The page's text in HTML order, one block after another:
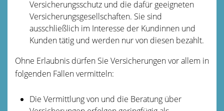
Versicherungsschutz und die dafür geeigneten
Versicherungsgesellschaften. Sie sind
ausschließlich im Interesse der Kundinnen und
Kunden tätig und werden nur von diesen bezahlt.
Ohne Erlaubnis dürfen Sie Versicherungen vor allem in
folgenden Fällen vermitteln:
Die Vermittlung vonund die Beratung über